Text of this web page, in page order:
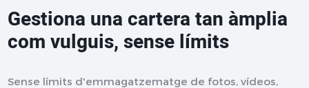
Gestiona una cartera tan àmplia
com vulguis, sense límits
Sense límits d'emmagatzematge de fotos, vídeos,